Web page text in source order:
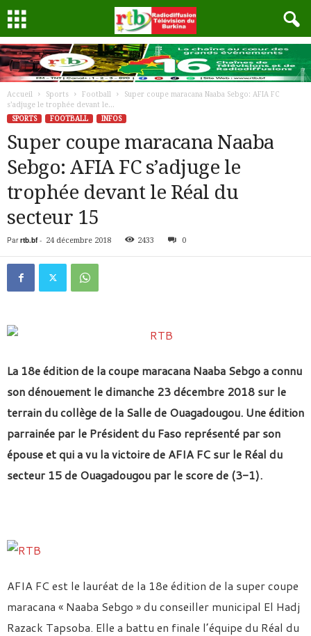
Accueil Sports Football
Super coupe maracana Naaba Sebgo: AFIA FC
s’adjuge le trophée devant le...
SPORTS
FOOTBALL INFOS
Super coupe maracana Naaba
Sebgo: AFIA FC s’adjuge le
trophée devant le Réal du
secteur 15
Par rtb.bf- 24 décembre 2018 2433 0
La 18e édition de la coupe maracana Naaba Sebgo a connu
son dénouement le dimanche 23 décembre 2018 sur le
terrain du collège de la Salle de Ouagadougou. Une édition
parrainée par le Président du Faso représenté par son
épouse et qui a vu la victoire de AFIA FC sur le Réal du
secteur 15 de Ouagadougou par le score de (3-1).
AFIA FC est le lauréat de la 18e édition de la super coupe
maracana « Naaba Sebgo » du conseiller municipal El Hadj
Razack Tapsoba. Elle a battu en finale l’équipe du Réal du